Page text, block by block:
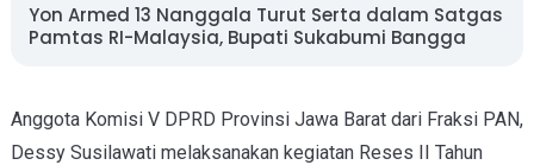
Yon Armed 13 Nanggala Turut Serta dalam Satgas
Pamtas RI-Malaysia, Bupati Sukabumi Bangga
Anggota Komisi V DPRD Provinsi Jawa Barat dari Fraksi PAN,
Dessy Susilawati melaksanakan kegiatan Reses II Tahun